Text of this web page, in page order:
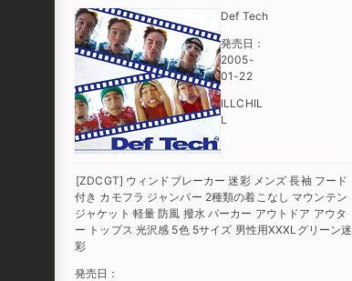
Def Tech
発売日：
2005-
01-22
ILLCHIL
L
[ZDCGT] ウィンドブレーカー 迷彩 メンズ 長袖 フード
付き カモフラ ジャンパー 2種類の着こなし マウンテン
ジャケット 軽量 防風 撥水 パーカー アウトドア アウタ
ー トップス 光沢感 5色 5サイズ 男性用XXXLグリーン迷
彩
発売日：